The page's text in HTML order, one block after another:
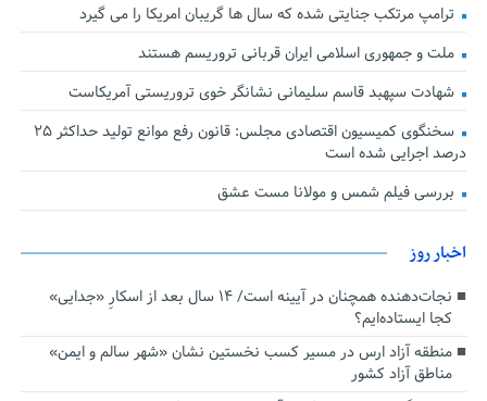
ترامپ مرتکب جنایتی شده که سال ها گریبان امریکا را می گیرد
ملت و جمهوری اسلامی ایران قربانی تروریسم هستند
شهادت سپهبد قاسم سلیمانی نشانگر خوی تروریستی آمریکاست
سخنگوی کمیسیون اقتصادی مجلس: قانون رفع موانع تولید حداکثر ۲۵
درصد اجرایی شده است
بررسی فیلم شمس و مولانا مست عشق
اخبار روز
نجات‌دهنده‌ همچنان در آیینه است/ ۱۴ سال بعد از اسکارِ «جدایی»
کجا ایستاده‌ایم؟
منطقه آزاد ارس در مسیر کسب نخستین نشان «شهر سالم و ایمن»
مناطق آزاد کشور